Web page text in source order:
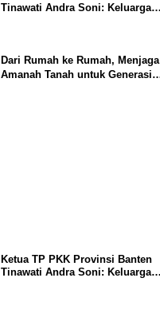
Tinawati Andra Soni: Keluarga
Dari Rumah ke Rumah, Menjaga
Amanah Tanah untuk Generasi
Ketua TP PKK Provinsi Banten
Tinawati Andra Soni: Keluarga